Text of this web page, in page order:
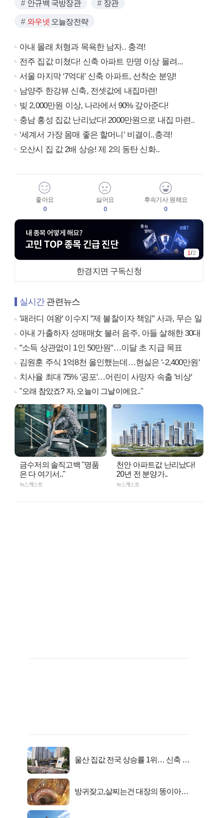
안규백 국방장관 장관
와우넷 오늘장전략
아내 몰래 처형과 목욕한 남자.. 충격!
전주 집값 미쳤다! 신축 아파트 만명 이상 몰려...
서울 마지막 ‘7억대’ 신축 아파트, 선착순 분양!
남양주 한강뷰 신축, 전셋값에 내집마련!
빚 2,000만원 이상, 나라에서 90% 갚아준다!
충남 홍성 집값 난리났다! 2000만원으로 내집 마련..
‘세계서 가장 몸매 좋은 할머니’ 비결이..충격!
오산시 집 값 2배 상승! 제 2의 동탄 신화..
좋아요
0
싫어요
0
후속기사 원해요
0
1/2
한경지면 구독신청
실시간관련뉴스
'패러디 여왕' 이수지 "제 불찰이자 책임" 사과, 무슨 일
아내 가출하자 성매매女 불러 음주, 아들 살해한 30대
"소득 상관없이 1인 50만원"…이달 초 지급 목표
김원훈 주식 1억8천 올인했는데…현실은 '-2,400만원'
치사율 최대 75% '공포'…어린이 사망자 속출 '비상'
"오래 참았죠? 자, 오늘이 그날이에요.."
금수저의 솔직고백 "명품
은 다 여기서.."
뉴스캐스트
천안 아파트값 난리났다!
20년 전 분양가..
뉴스캐스트
울산 집값 전국 상승률 1위… 신축 지
방귀잦고,살찌는건 대장의 똥이아니